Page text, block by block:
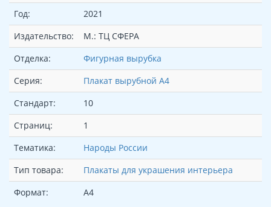
Год:
2021
Издательство:
М.: ТЦ СФЕРА
Отделка:
Фигурная вырубка
Серия:
Плакат вырубной А4
Стандарт:
10
Страниц:
1
Тематика:
Народы России
Тип товара:
Плакаты для украшения интерьера
Формат:
А4